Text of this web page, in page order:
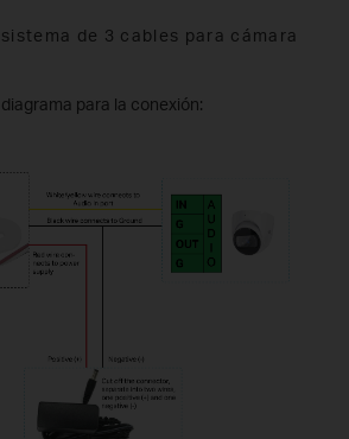
de 3 cables para cámara
para la conexión: